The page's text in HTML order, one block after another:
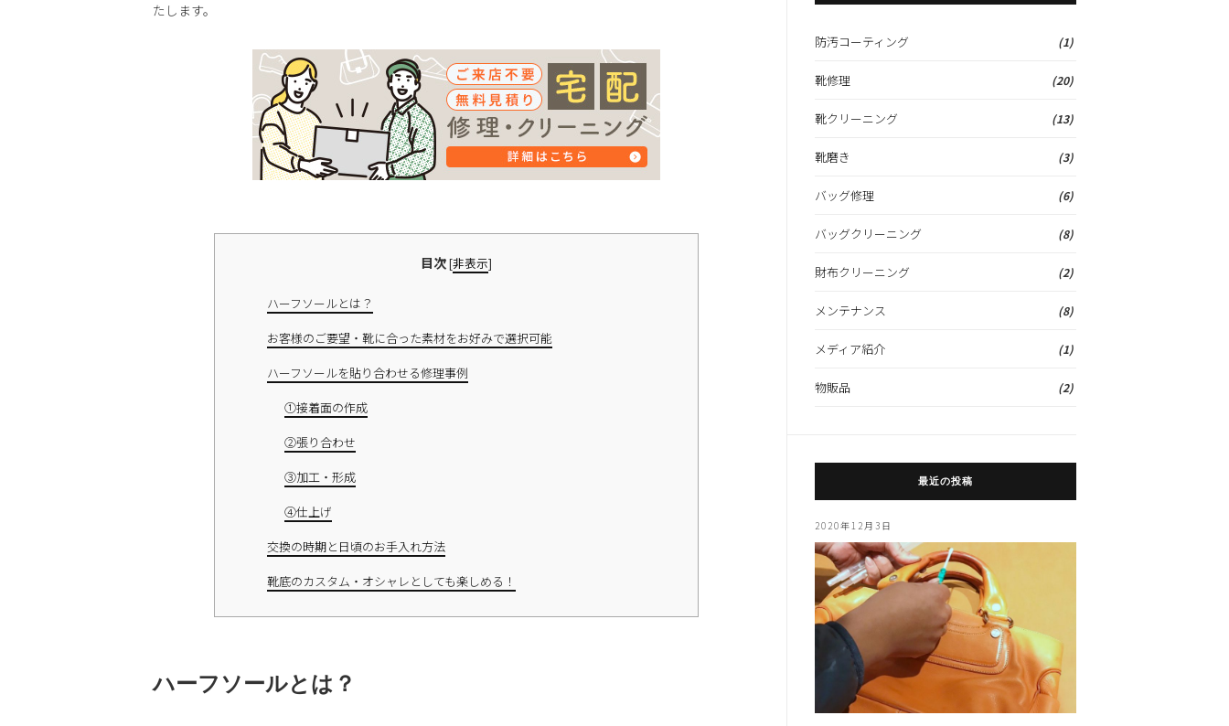
たします。
目次[非表示]
ハーフソールとは？
お客様のご要望・靴に合った素材をお好みで選択可能
ハーフソールを貼り合わせる修理事例
①接着面の作成
②張り合わせ
③加工・形成
④仕上げ
交換の時期と日頃のお手入れ方法
靴底のカスタム・オシャレとしても楽しめる！
ハーフソールとは？
防汚コーティング (1)
靴修理 (20)
靴クリーニング (13)
靴磨き (3)
バッグ修理 (6)
バッグクリーニング (8)
財布クリーニング (2)
メンテナンス (8)
メディア紹介 (1)
物販品 (2)
最近の投稿
2020年12月3日